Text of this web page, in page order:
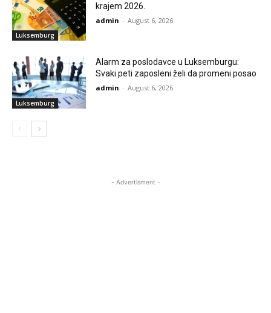
Luksemburg
krajem 2026.
admin - August 6, 2026
Luksemburg
Alarm za poslodavce u Luksemburgu:
Svaki peti zaposleni želi da promeni posao
admin - August 6, 2026
- Advertisment -